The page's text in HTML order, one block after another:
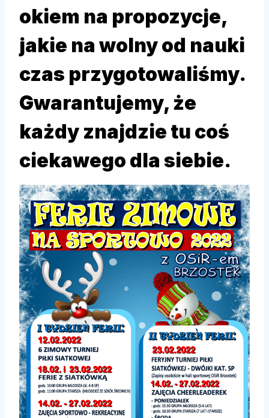
okiem na propozycje,
jakie na wolny od nauki
czas przygotowaliśmy.
Gwarantujemy, że
każdy znajdzie tu coś
ciekawego dla siebie.